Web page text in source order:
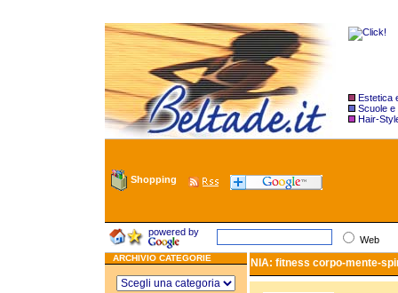
Estetica
Scuole e
Hair-
Shopping
powered by
Web
ARCHIVIO CATEGORIE NIA: fitness corpo-mente-